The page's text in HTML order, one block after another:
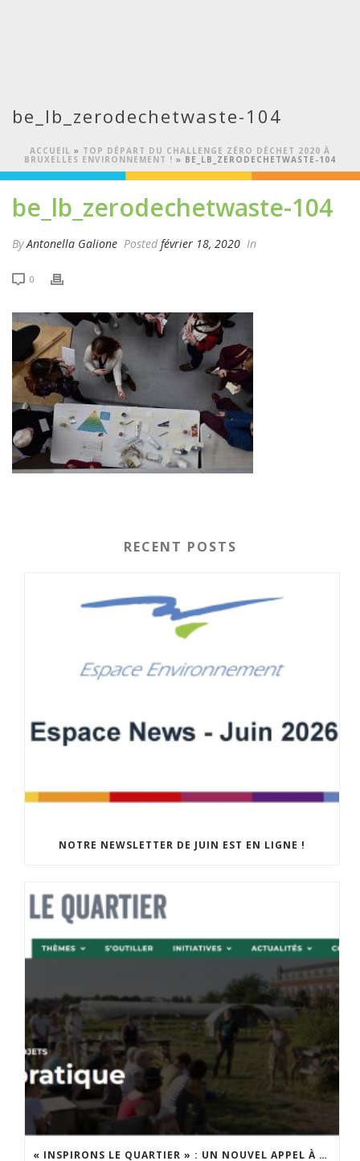
be_lb_zerodechetwaste-104
ACCUEIL » TOP DÉPART DU CHALLENGE ZÉRO DÉCHET 2020 À
BRUXELLES ENVIRONNEMENT ! » BE_LB_ZERODECHETWASTE-104
be_lb_zerodechetwaste-104
ByAntonella Galione Posted février 18, 2020 In
0
RECENT POSTS
NOTRE NEWSLETTER DE JUIN EST EN LIGNE !
« INSPIRONS LE QUARTIER » : UN NOUVEL APPEL À PROJETS EST LANCÉ !